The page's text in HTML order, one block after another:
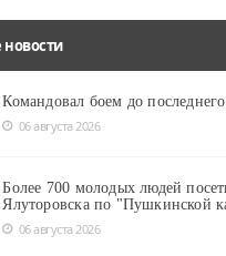
Командовал боем до последнего
06 августа 2026
Более 700 молодых людей
Ялуторовска по "Пушкинской
06 августа 2026